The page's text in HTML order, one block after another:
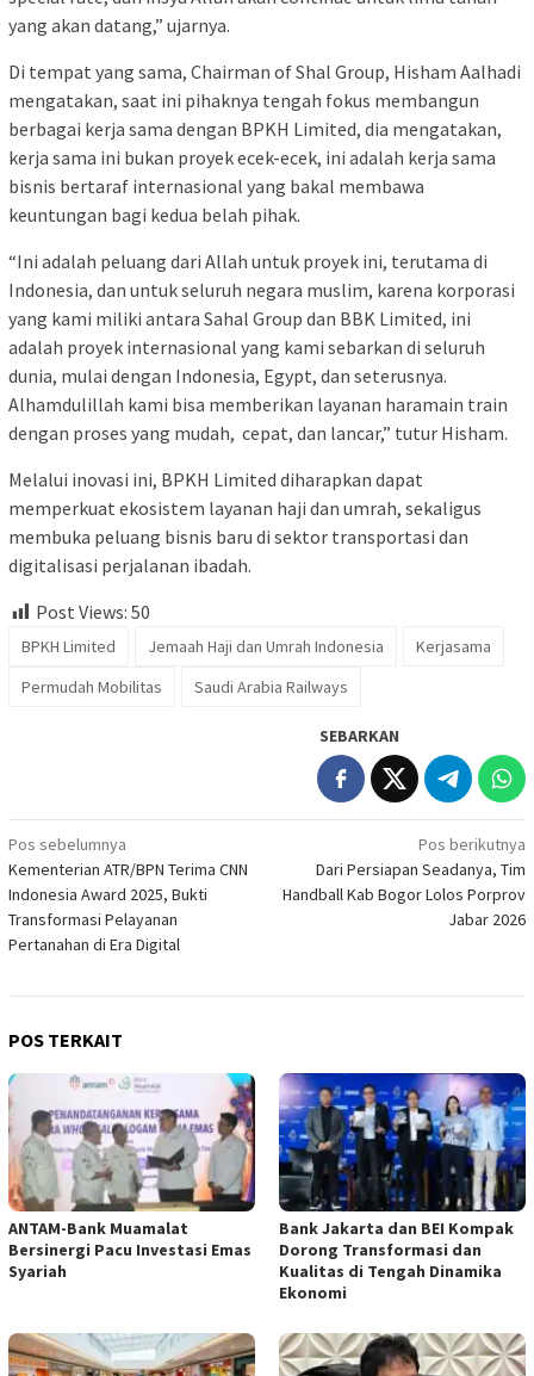
yang akan datang,” ujarnya.
Di tempat yang sama, Chairman of Shal Group, Hisham Aalhadi
mengatakan, saat ini pihaknya tengah fokus membangun
berbagai kerja sama dengan BPKH Limited, dia mengatakan,
kerja sama ini bukan proyek ecek-ecek, ini adalah kerja sama
bisnis bertaraf internasional yang bakal membawa
keuntungan bagi kedua belah pihak.
“Ini adalah peluang dari Allah untuk proyek ini, terutama di
Indonesia, dan untuk seluruh negara muslim, karena korporasi
yang kami miliki antara Sahal Group dan BBK Limited, ini
adalah proyek internasional yang kami sebarkan di seluruh
dunia, mulai dengan Indonesia, Egypt, dan seterusnya.
Alhamdulillah kami bisa memberikan layanan haramain train
dengan proses yang mudah, cepat, dan lancar,” tutur Hisham.
Melalui inovasi ini, BPKH Limited diharapkan dapat
memperkuat ekosistem layanan haji dan umrah, sekaligus
membuka peluang bisnis baru di sektor transportasi dan
digitalisasi perjalanan ibadah.
Post Views: 50
BPKH Limited Jemaah Haji dan Umrah Indonesia
Kerjasama
Permudah Mobilitas
Saudi Arabia Railways
SEBARKAN
Navigasi
pos
Pos sebelumnya
Kementerian ATR/BPN Terima CNN
Indonesia Award 2025, Bukti
Transformasi Pelayanan
Pertanahan di Era Digital
Pos berikutnya
Dari Persiapan Seadanya, Tim
Handball Kab Bogor Lolos Porprov
Jabar 2026
POS TERKAIT
ANTAM-Bank Muamalat
Bersinergi Pacu Investasi Emas
Syariah
Bank Jakarta dan BEI Kompak
Dorong Transformasi dan
Kualitas di Tengah Dinamika
Ekonomi